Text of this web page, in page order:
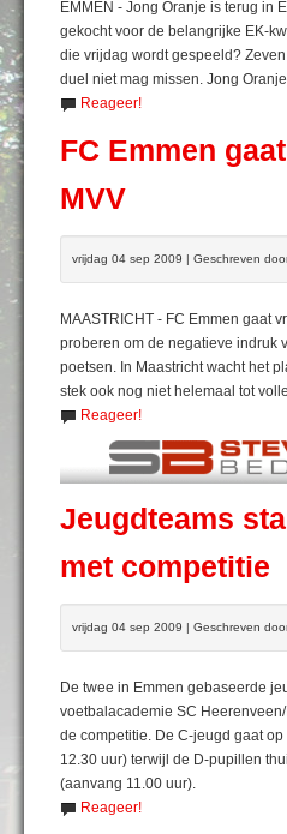
EMMEN - Jong Oranje is terug in
gekocht voor de belangrijke EK-
die vrijdag wordt gespeeld?
duel niet mag missen. Jong
Reageer!
FC Emmen
MVV
vrijdag 04 sep 2009 | Geschreven
MAASTRICHT - FC Emmen gaat
proberen om de negatieve indruk
poetsen. In Maastricht wacht het
stek ook nog niet helemaal tot
Reageer!
Jeugdteams
met competitie
vrijdag 04 sep 2009 | Geschreven
De twee in Emmen gebaseerde
voetbalacademie SC
de competitie. De C-jeugd gaat
12.30 uur) terwijl de D-pupillen
(aanvang 11.00 uur).
Reageer!